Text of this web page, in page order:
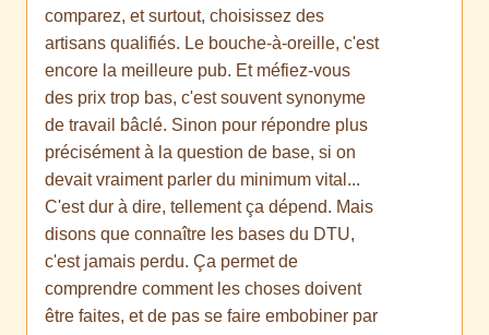
comparez, et surtout, choisissez des
artisans qualifiés. Le bouche-à-oreille, c'est
encore la meilleure pub. Et méfiez-vous
des prix trop bas, c'est souvent synonyme
de travail bâclé. Sinon pour répondre plus
précisément à la question de base, si on
devait vraiment parler du minimum vital...
C'est dur à dire, tellement ça dépend. Mais
disons que connaître les bases du DTU,
c'est jamais perdu. Ça permet de
comprendre comment les choses doivent
être faites, et de pas se faire embobiner par